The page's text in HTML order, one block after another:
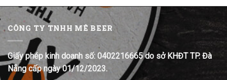
CÔNG TY TNHH MÊ BEER
Giấy phép kinh doanh số: 0402216665 do sở KHĐT TP. Đà
Nẵng cấp ngày 01/12/2023.